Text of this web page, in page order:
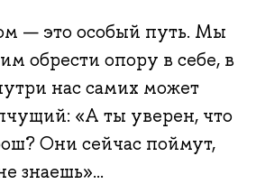
— это особый путь. Мы
обрести опору в себе, в
нас самих может
«А ты уверен, что
Они сейчас поймут,
знаешь»...